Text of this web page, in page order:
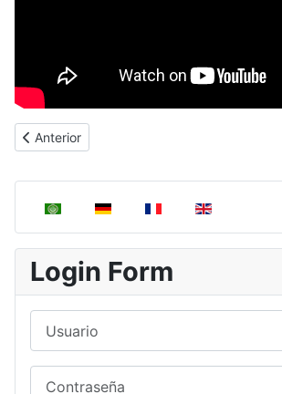
Seleccione su idioma
Login Form
Artículo anterior: Ácidos Polipróticos
Anterior